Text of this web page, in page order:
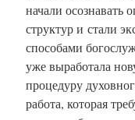
начали осознавать
структур и стали
способами
уже выработала
процедуру
работа, которая